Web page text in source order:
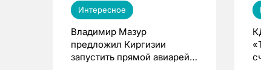
Интересное
Владимир Мазур
предложил Киргизии
запустить прямой авиарейс